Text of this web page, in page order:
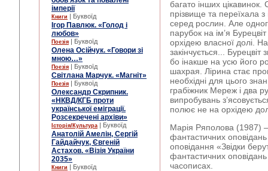
імперії
Книги | Буквоїд
Ігор Павлюк. «Голод і
любов»
Поезія | Буквоїд
Олена Осійчук. «Говори зі
мною…»
Поезія | Буквоїд
Світлана Марчук. «Магніт»
Поезія | Буквоїд
Олександр Скрипник.
«НКВД/КГБ проти
української еміграції.
Розсекречені архіви»
Історія/Культура | Буквоїд
Анатолій Амелін, Сергій
Гайдайчук, Євгеній
Астахов. «Візія України
2035»
Книги | Буквоїд
багато інших цікавинок.
прізвище та переїхала
серед рослин. Але
парубок на ім’я
орхідею власної долі.
закінчується...
бо інакше на усю його
шахрая. Лірина стає
необхідні для цього
грабіжник Мереж і два
випробувань
полює не на орхідею
Марія Ряполова (1987)
фантастичних
оповідання «Звідки
фантастичних
часописах.